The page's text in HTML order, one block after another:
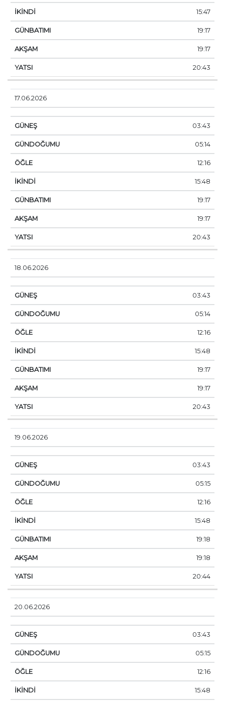
15:47
19:17
19:17
20:43
17.06.2026
03:43
05:14
12:16
15:48
19:17
19:17
20:43
18.06.2026
03:43
05:14
12:16
15:48
19:17
19:17
20:43
19.06.2026
03:43
05:15
12:16
15:48
19:18
19:18
20:44
20.06.2026
03:43
05:15
12:16
15:48